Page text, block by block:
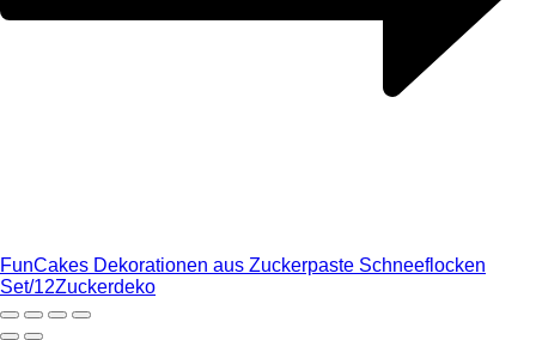
FunCakes Dekorationen aus Zuckerpaste Schneeflocken
Set/12Zuckerdeko